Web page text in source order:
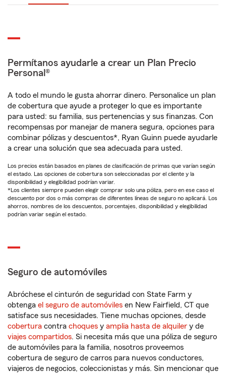
Permítanos ayudarle a crear un Plan Precio
Personal®
A todo el mundo le gusta ahorrar dinero. Personalice un plan
de cobertura que ayude a proteger lo que es importante
para usted: su familia, sus pertenencias y sus finanzas. Con
recompensas por manejar de manera segura, opciones para
combinar pólizas y descuentos*, Ryan Guinn puede ayudarle
a crear una solución que sea adecuada para usted.
Los precios están basados en planes de clasificación de primas que varían según
el estado. Las opciones de cobertura son seleccionadas por el cliente y la
disponibilidad y elegibilidad podrían variar.
*Los clientes siempre pueden elegir comprar solo una póliza, pero en ese caso el
descuento por dos o más compras de diferentes líneas de seguro no aplicará. Los
ahorros, nombres de los descuentos, porcentajes, disponibilidad y elegibilidad
podrían variar según el estado.
Seguro de automóviles
Abróchese el cinturón de seguridad con State Farm y
obtenga el seguro de automóviles en New Fairfield, CT que
satisface sus necesidades. Tiene muchas opciones, desde
cobertura contra choques y amplia hasta de alquiler y de
viajes compartidos. Si necesita más que una póliza de seguro
de automóviles para la familia, nosotros proveemos
cobertura de seguro de carros para nuevos conductores,
viajeros de negocios, coleccionistas y más. Sin mencionar que